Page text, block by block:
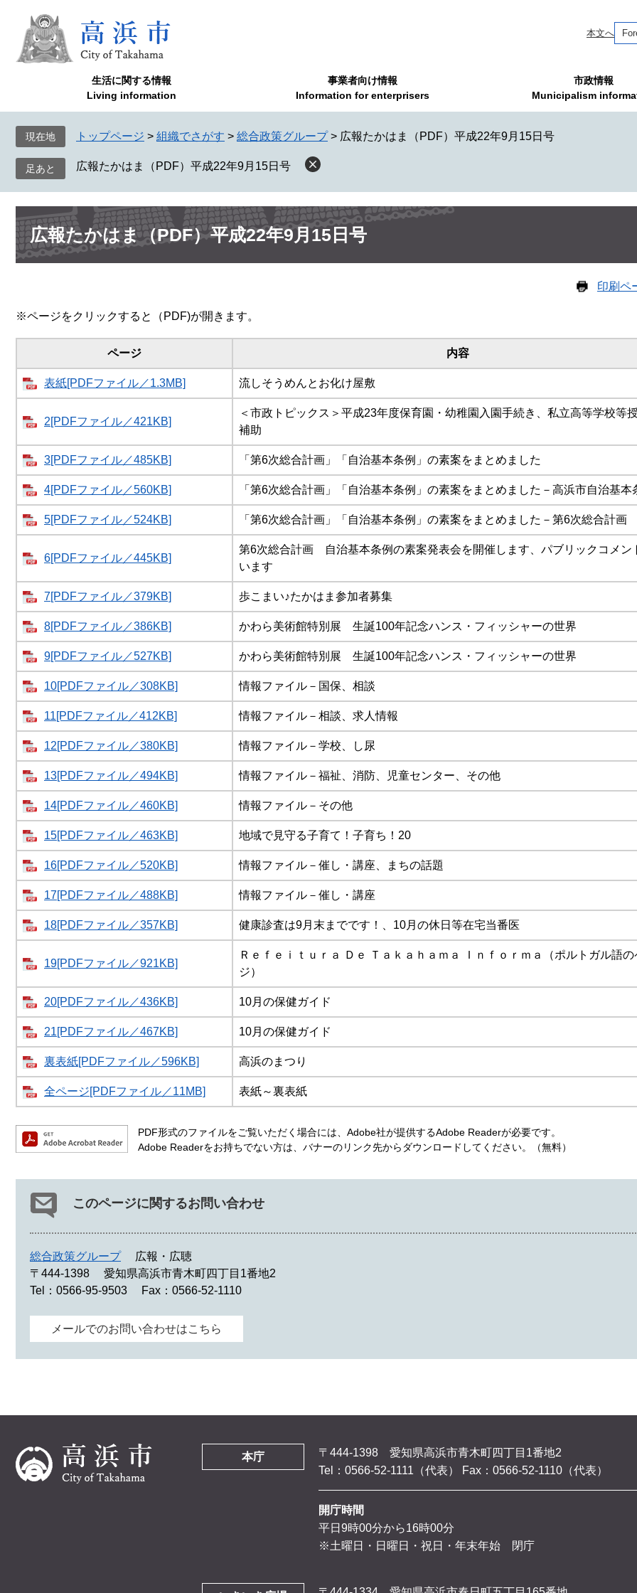
で
ば
へ
本文へ
生活に関する情報
Living information
事業者向け情報
Information for enterprisers
市政情報
Municipalism
現在地 トップページ > 組織でさがす > 総合政策グループ > 広報たかはま（PDF）平成22年9月15日号
広報たかはま（PDF）平成22年9月15日号
本
文 広報たかはま（PDF）平成22年9月15日号
印刷ペ
※ページをクリックすると（PDF)が開きます。
ページ 内容
表紙[PDFファイル／1.3MB] 流しそうめんとお化け屋敷
2[PDFファイル／421KB]
＜市政トピックス＞平成23年度保育園・幼稚園入園手続き、私立高等学校等
補助
3[PDFファイル／485KB] 「第6次総合計画」「自治基本条例」の素案をまとめました
4[PDFファイル／560KB] 「第6次総合計画」「自治基本条例」の素案をまとめました－高浜市自治基本
5[PDFファイル／524KB] 「第6次総合計画」「自治基本条例」の素案をまとめました－第6次総合計画
6[PDFファイル／445KB]
第6次総合計画 自治基本条例の素案発表会を開催します、パブリックコメン
います
7[PDFファイル／379KB] 歩こまい♪たかはま参加者募集
8[PDFファイル／386KB] かわら美術館特別展 生誕100年記念ハンス・フィッシャーの世界
9[PDFファイル／527KB] かわら美術館特別展 生誕100年記念ハンス・フィッシャーの世界
10[PDFファイル／308KB] 情報ファイル－国保、相談
11[PDFファイル／412KB] 情報ファイル－相談、求人情報
12[PDFファイル／380KB] 情報ファイル－学校、し尿
13[PDFファイル／494KB] 情報ファイル－福祉、消防、児童センター、その他
14[PDFファイル／460KB] 情報ファイル－その他
15[PDFファイル／463KB] 地域で見守る子育て！子育ち！20
16[PDFファイル／520KB] 情報ファイル－催し・講座、まちの話題
17[PDFファイル／488KB] 情報ファイル－催し・講座
18[PDFファイル／357KB] 健康診査は9月末までです！、10月の休日等在宅当番医
19[PDFファイル／921KB]
Ｒｅｆｅｉｔｕｒａ Ｄｅ Ｔａｋａｈａｍａ Ｉｎｆｏｒｍａ（ポルトガル語の
ジ）
20[PDFファイル／436KB] 10月の保健ガイド
21[PDFファイル／467KB] 10月の保健ガイド
裏表紙[PDFファイル／596KB] 高浜のまつり
全ページ[PDFファイル／11MB] 表紙～裏表紙
PDF形式のファイルをご覧いただく場合には、Adobe社が提供するAdobe Readerが必要です。
Adobe Readerをお持ちでない方は、バナーのリンク先からダウンロードしてください。（無料）
このページに関するお問い合わせ
総合政策グループ
広報・広聴
〒444-1398
愛知県高浜市青木町四丁目1番地2
Tel：0566-95-9503
Fax：0566-52-1110
メールでのお問い合わせはこちら
本庁
〒444-1398 愛知県高浜市青木町四丁目1番地2
Tel：0566-52-1111（代表）
Fax：0566-52-1110（代表）
開庁時間
平日9時00分から16時00分
※土曜日・日曜日・祝日・年末年始 閉庁